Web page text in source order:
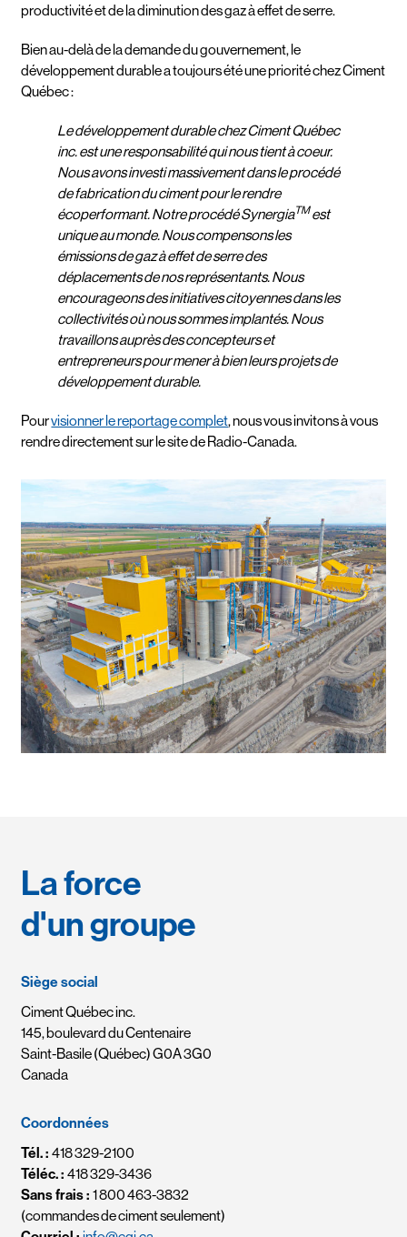
productivité et de la diminution des gaz à effet de serre.
Bien au-delà de la demande du gouvernement, le
développement durable a toujours été une priorité chez Ciment
Québec :
Le développement durable chez Ciment Québec
inc. est une responsabilité qui nous tient à coeur.
Nous avons investi massivement dans le procédé
de fabrication du ciment pour le rendre
écoperformant. Notre procédé SynergiaTMest
unique au monde. Nous compensons les
émissions de gaz à effet de serre des
déplacements de nos représentants. Nous
encourageons des initiatives citoyennes dans les
collectivités où nous sommes implantés. Nous
travaillons auprès des concepteurs et
entrepreneurs pour mener à bien leurs projets de
développement durable.
Pourvisionner le reportage complet, nous vous invitons à vous
rendre directement sur le site de Radio-Canada.
La force
d'un groupe
Siège social
Ciment Québec inc.
145, boulevard du Centenaire
Saint-Basile (Québec) G0A 3G0
Canada
Coordonnées
Tél. :418 329-2100
Téléc. :418 329-3436
Sans frais :1 800 463-3832
(commandes de ciment seulement)